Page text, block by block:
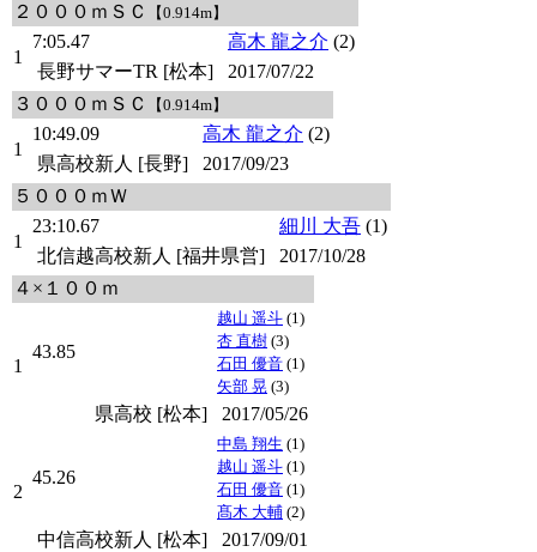
２０００ｍＳＣ
【0.914m】
1
7:05.47 高木 龍之介 (2)
長野サマーTR [松本]
2017/07/22
３０００ｍＳＣ
【0.914m】
1
10:49.09 高木 龍之介 (2)
県高校新人 [長野]
2017/09/23
５０００ｍＷ
1
23:10.67 細川 大吾 (1)
北信越高校新人 [福井県営]
2017/10/28
４×１００ｍ
1
43.85
越山 遥斗 (1)
杏 直樹 (3)
石田 優音 (1)
矢部 晃 (3)
県高校 [松本] 2017/05/26
2
45.26
中島 翔生 (1)
越山 遥斗 (1)
石田 優音 (1)
髙木 大輔 (2)
中信高校新人 [松本] 2017/09/01